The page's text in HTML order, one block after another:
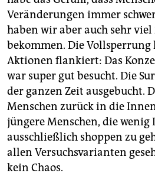
Veränderungen immer
haben wir aber auch sehr
bekommen. Die
Aktionen flankiert: Das
war super gut besucht. Die
der ganzen Zeit ausgebucht.
Menschen zurück in die
jüngere Menschen, die wenig
ausschließlich shoppen zu
allen Versuchsvarianten
kein Chaos.